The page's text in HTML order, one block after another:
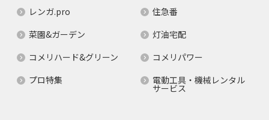
レンガ.pro
住急番
菜園&ガーデン
灯油宅配
コメリハード&グリーン
コメリパワー
プロ特集
電動工具・機械レンタル
サービス